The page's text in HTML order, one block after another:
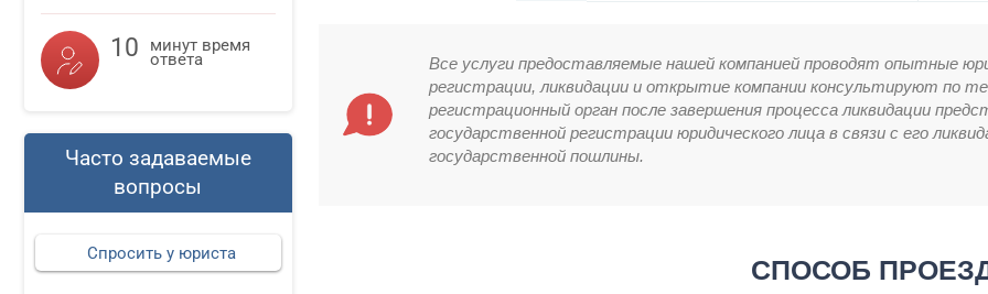
10 минут время
ответа
Часто задаваемые
вопросы
Спросить у юриста
Все услуги предоставляемые нашей компанией проводят опытные
регистрации, ликвидации и открытие компании консультируют по
регистрационный орган после завершения процесса ликвидации
государственной регистрации юридического лица в связи с его
государственной пошлины.
СПОСОБ